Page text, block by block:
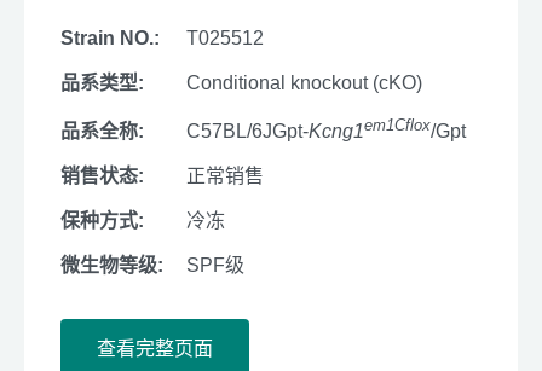
Strain NO.: T025512
品系类型: Conditional knockout (cKO)
品系全称: C57BL/6JGpt-Kcng1em1Cflox/Gpt
销售状态: 正常销售
保种方式: 冷冻
微生物等级: SPF级
查看完整页面